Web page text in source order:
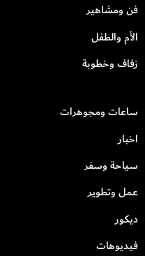
فن ومشاهير
الأم والطفل
زفاف وخطوبة
ساعات ومجوهرات
اخبار
سياحة وسفر
عمل وتطوير
ديكور
فيديوهات